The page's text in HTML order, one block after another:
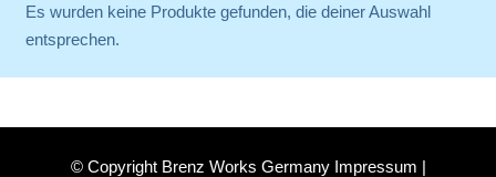
Es wurden keine Produkte gefunden, die deiner Auswahl
entsprechen.
© Copyright Brenz Works Germany Impressum |